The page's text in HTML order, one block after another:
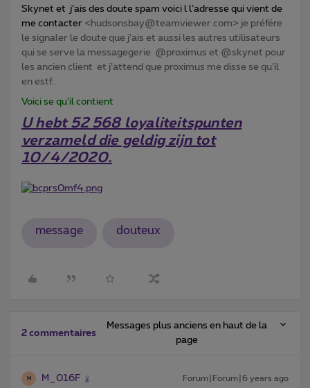
Skynet et j’ais des doute spam voici l l’adresse qui vient de
me contacter <hudsonsbay@teamviewer.com> je préfére
le signaler le doute que j’ais et aussi les autres utilisateurs
qui se serve la messagegerie @proximus et @skynet pour
les ancien client et j’attend que proximus me disse se qu’il
en estf.
Voici se qu’il contient
U hebt 52 568 loyaliteitspunten
verzameld die geldig zijn tot
10/4/2020.
message douteux
2 commentaires
Messages plus anciens en haut de la
page
M M_016F Forum|Forum|6 years ago